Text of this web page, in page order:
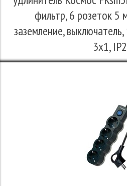
фильтр, 6 розеток 5
заземление,
3х1,